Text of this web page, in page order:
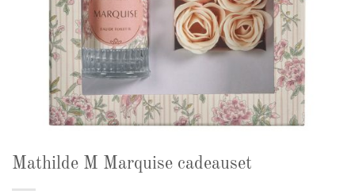
Mathilde M Marquise cadeauset